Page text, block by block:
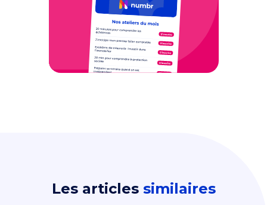
Les articles similaires